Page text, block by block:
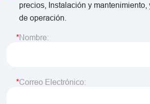
precios, Instalación y mantenimiento,
de operación.
Nombre:
Correo Electrónico: